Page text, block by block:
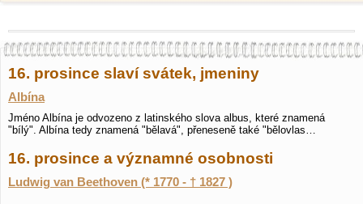
16. prosince slaví svátek, jmeniny
Albína
Jméno Albína je odvozeno z latinského slova albus, které znamená
"bílý". Albína tedy znamená "bělavá", přeneseně také "bělovlas…
16. prosince a významné osobnosti
Ludwig van Beethoven (* 1770 - † 1827 )